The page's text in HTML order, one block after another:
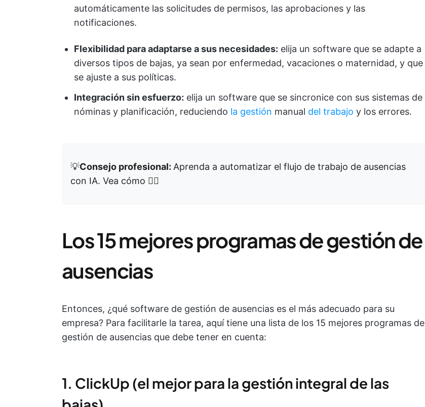
automáticamente las solicitudes de permisos, las aprobaciones y las
notificaciones.
Flexibilidad para adaptarse a sus necesidades: elija un software que se adapte a
diversos tipos de bajas, ya sean por enfermedad, vacaciones o maternidad, y que
se ajuste a sus políticas.
Integración sin esfuerzo: elija un software que se sincronice con sus sistemas de
nóminas y planificación, reduciendo la gestión manual del trabajo y los errores.
💡Consejo profesional: Aprenda a automatizar el flujo de trabajo de ausencias
con IA. Vea cómo 👇🏼
Los 15 mejores programas de gestión de
ausencias
Entonces, ¿qué software de gestión de ausencias es el más adecuado para su
empresa? Para facilitarle la tarea, aquí tiene una lista de los 15 mejores programas de
gestión de ausencias que debe tener en cuenta:
1. ClickUp (el mejor para la gestión integral de las